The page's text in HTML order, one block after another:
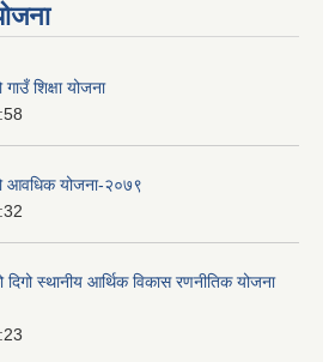
शिक्षा योजना
आवधिक योजना-२०७९
स्थानीय आर्थिक विकास रणनीतिक योजना